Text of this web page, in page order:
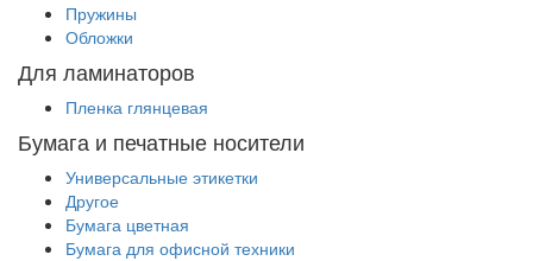
Пружины
Обложки
Для ламинаторов
Пленка глянцевая
Бумага и печатные носители
Универсальные этикетки
Другое
Бумага цветная
Бумага для офисной техники